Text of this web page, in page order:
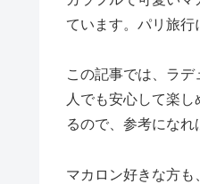
ています。パリ旅行
この記事では、ラ
人でも安心して楽
るので、参考になれ
マカロン好きな方も